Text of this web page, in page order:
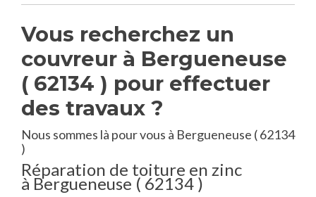
Vous recherchez un
couvreur à Bergueneuse
( 62134 ) pour effectuer
des travaux ?
Nous sommes là pour vous à Bergueneuse ( 62134
)
Réparation de toiture en zinc
à Bergueneuse ( 62134 )